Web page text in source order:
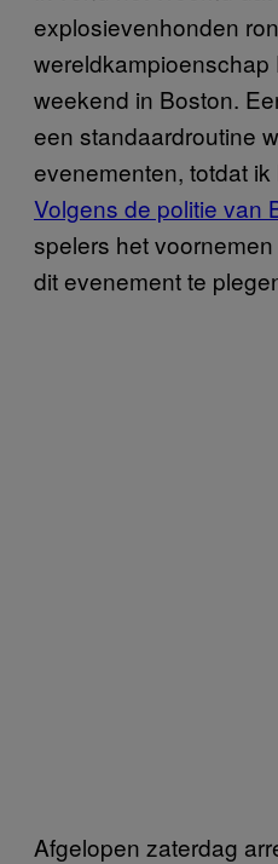
explosievenhonden
weekend in Boston.
een standaardroutine
evenementen, totdat
Volgens de politie van
spelers het
dit evenement te
Afgelopen zaterdag